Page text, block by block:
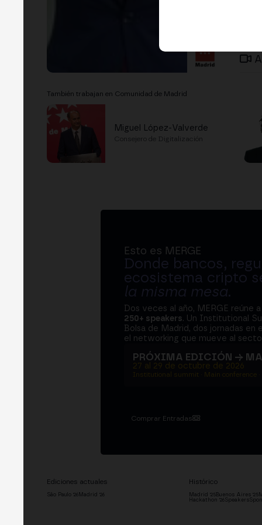
También trabajan en Comunidad de Madrid
Miguel López-Valverde
Consejero de Digitalización
Esto es MERGE
Donde bancos,
ecosistema cripto
la misma mesa.
Dos veces al año, MERGE reúne
250+ speakers. Un Institutional
Bolsa de Madrid, dos jornadas en
el networking que mueve al
PRÓXIMA EDICIÓN →
27 al 29 de octubre de 2026
Institutional summit · Main conference
Comprar Entradas
Ediciones actuales
São Paulo '26 Madrid '26
Histórico
Madrid '25Buenos Aires '25
Hackathon '26 Speakers